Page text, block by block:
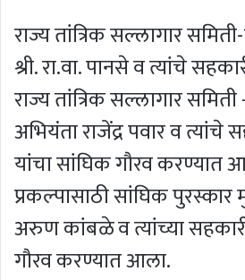
राज्य तांत्रिक सल्लागार
श्री. रा.वा. पानसे व त्यांचे
राज्य तांत्रिक सल्लागार
अभियंता राजेंद्र पवार व त्यांचे
यांचा सांघिक गौरव करण्यात
प्रकल्पासाठी सांघिक
अरुण कांबळे व त्यांच्या
गौरव करण्यात आला.